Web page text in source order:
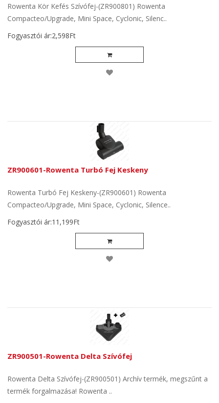
Rowenta Kör Kefés Szívófej-(ZR900801) Rowenta
Compacteo/Upgrade, Mini Space, Cyclonic, Silenc..
Fogyasztói ár:2,598Ft
ZR900601-Rowenta Turbó Fej Keskeny
Rowenta Turbó Fej Keskeny-(ZR900601) Rowenta
Compacteo/Upgrade, Mini Space, Cyclonic, Silence..
Fogyasztói ár:11,199Ft
ZR900501-Rowenta Delta Szívófej
Rowenta Delta Szívófej-(ZR900501) Archív termék, megszűnt a
termék forgalmazása! Rowenta ..